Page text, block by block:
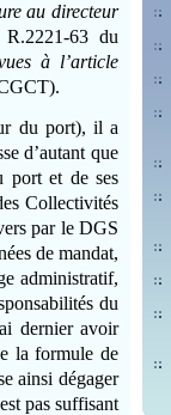
au directeur
63 du
à l’article
du port), il a
d’autant que
port et de ses
Collectivités
par le DGS
de mandat,
administratif,
du
dernier avoir
la formule de
ainsi dégager
pas suffisant